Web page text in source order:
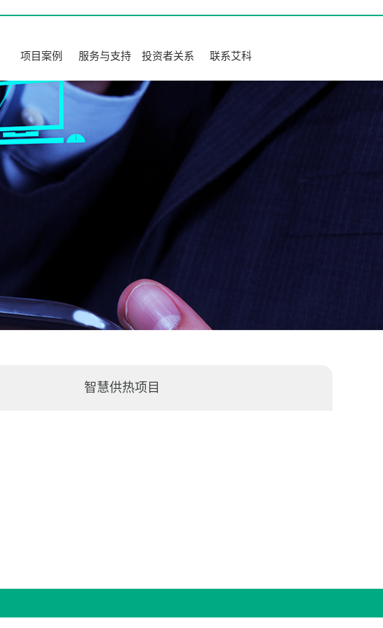
项目案例 服务与支持 投资者关系 联系艾科
智慧供热项目